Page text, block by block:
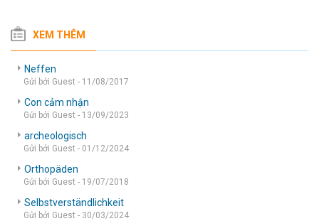
XEM THÊM
Neffen
Gửi bởi Guest - 11/08/2017
Con cảm nhận
Gửi bởi Guest - 13/09/2023
archeologisch
Gửi bởi Guest - 01/12/2024
Orthopäden
Gửi bởi Guest - 19/07/2018
Selbstverständlichkeit
Gửi bởi Guest - 30/03/2024